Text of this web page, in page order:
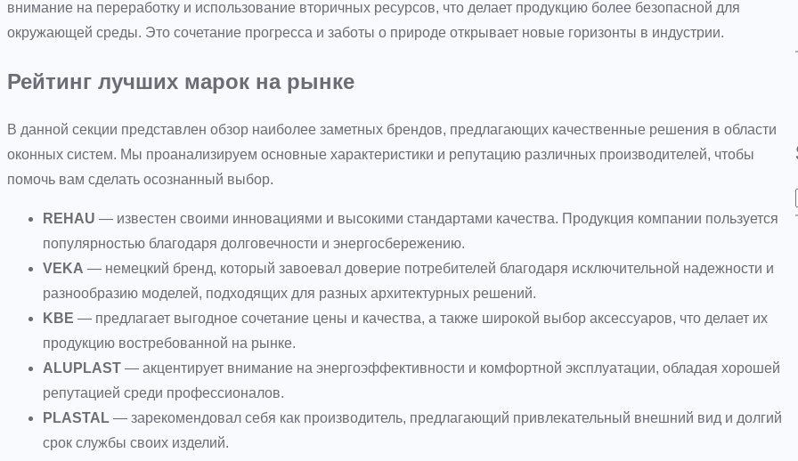
внимание на переработку и использование вторичных ресурсов, что делает продукцию более безопасной для
окружающей среды. Это сочетание прогресса и заботы о природе открывает новые горизонты в индустрии.
Рейтинг лучших марок на рынке
В данной секции представлен обзор наиболее заметных брендов, предлагающих качественные решения в области
оконных систем. Мы проанализируем основные характеристики и репутацию различных производителей, чтобы
помочь вам сделать осознанный выбор.
REHAU — известен своими инновациями и высокими стандартами качества. Продукция компании пользуется
популярностью благодаря долговечности и энергосбережению.
VEKA — немецкий бренд, который завоевал доверие потребителей благодаря исключительной надежности и
разнообразию моделей, подходящих для разных архитектурных решений.
KBE — предлагает выгодное сочетание цены и качества, а также широкой выбор аксессуаров, что делает их
продукцию востребованной на рынке.
ALUPLAST — акцентирует внимание на энергоэффективности и комфортной эксплуатации, обладая хорошей
репутацией среди профессионалов.
PLASTAL — зарекомендовал себя как производитель, предлагающий привлекательный внешний вид и долгий
срок службы своих изделий.